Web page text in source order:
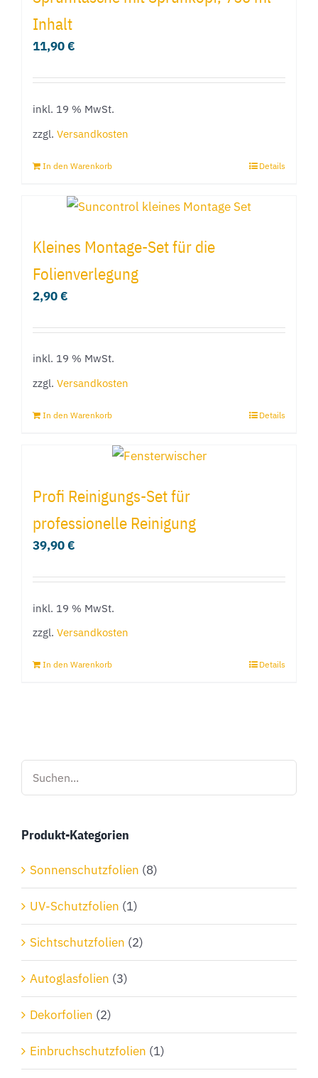
Inhalt
11,90€
inkl. 19 % MwSt.
zzgl. Versandkosten
In den Warenkorb Details
Kleines Montage-Set für die
Folienverlegung
2,90€
inkl. 19 % MwSt.
zzgl. Versandkosten
In den Warenkorb Details
Profi Reinigungs-Set für
professionelle Reinigung
39,90€
inkl. 19 % MwSt.
zzgl. Versandkosten
In den Warenkorb Details
Produkt-Kategorien
Sonnenschutzfolien (8)
UV-Schutzfolien (1)
Sichtschutzfolien (2)
Autoglasfolien (3)
Dekorfolien (2)
Einbruchschutzfolien (1)